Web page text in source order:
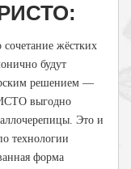
жёстких
будут
решением —
выгодно
Это и
технологии
форма